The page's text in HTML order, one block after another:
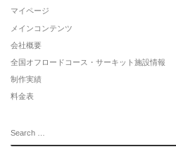
マイページ
メインコンテンツ
会社概要
全国オフロードコース・サーキット施設情報
制作実績
料金表